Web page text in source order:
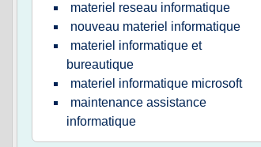
materiel reseau informatique
nouveau materiel informatique
materiel informatique et
bureautique
materiel informatique microsoft
maintenance assistance
informatique